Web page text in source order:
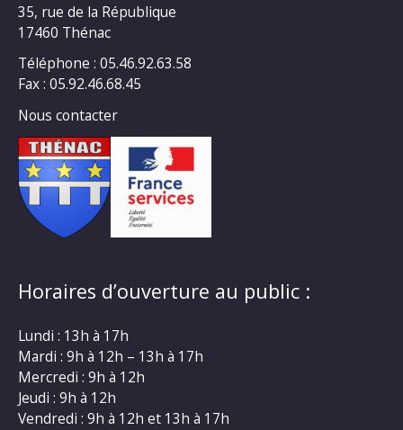
35, rue de la République
17460 Thénac
Téléphone : 05.46.92.63.58
Fax : 05.92.46.68.45
Nous contacter
Horaires d’ouverture au public :
Lundi : 13h à 17h
Mardi : 9h à 12h – 13h à 17h
Mercredi : 9h à 12h
Jeudi : 9h à 12h
Vendredi : 9h à 12h et 13h à 17h